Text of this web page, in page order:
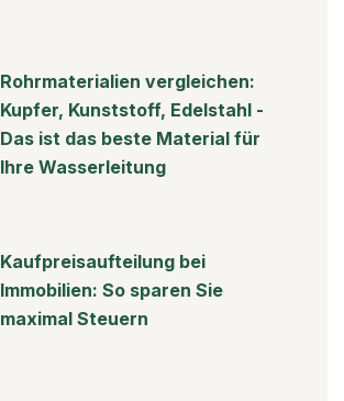
Rohrmaterialien vergleichen:
Kupfer, Kunststoff, Edelstahl -
Das ist das beste Material für
Ihre Wasserleitung
Kaufpreisaufteilung bei
Immobilien: So sparen Sie
maximal Steuern